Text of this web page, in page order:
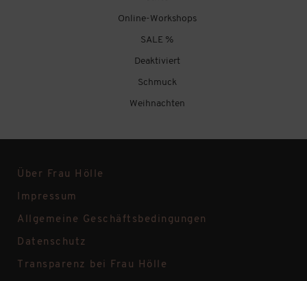
Online-Workshops
SALE %
Deaktiviert
Schmuck
Weihnachten
Über Frau Hölle
Impressum
Allgemeine Geschäftsbedingungen
Datenschutz
Transparenz bei Frau Hölle